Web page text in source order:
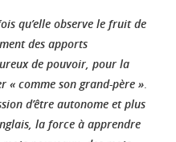
qu’elle observe le fruit de
des apports
de pouvoir, pour la
« comme son grand-père ».
d’être autonome et plus
la force à apprendre